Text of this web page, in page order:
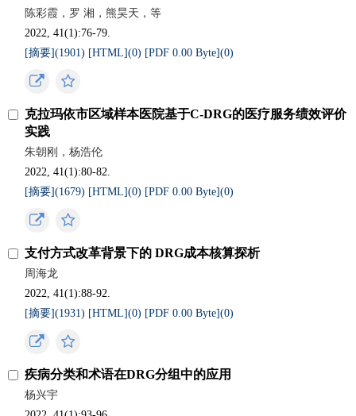
陈彩霞，罗 湘，熊昊天，等
2022, 41(1):76-79.
[摘要](1901) [HTML](0) [PDF 0.00 Byte](0)
克拉玛依市区域样本医院基于C-DRG的医疗服务绩效评价
实践
朱朝刚，杨浩伦
2022, 41(1):80-82.
[摘要](1679) [HTML](0) [PDF 0.00 Byte](0)
支付方式改革背景下的 DRG成本核算探析
周海龙
2022, 41(1):88-92.
[摘要](1931) [HTML](0) [PDF 0.00 Byte](0)
疾病分类和术语在DRG分组中的应用
杨兴宇